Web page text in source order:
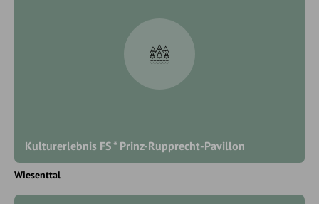
Kulturerlebnis FS * Prinz-Rupprecht-Pavillon
Wiesenttal